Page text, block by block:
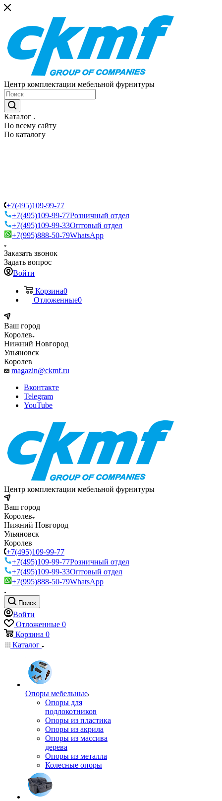
Центр комплектации мебельной фурнитуры
Каталог
По всему сайту
По каталогу
+7(495)109-99-77
+7(495)109-99-77Розничный отдел
+7(495)109-99-33Оптовый отдел
+7(995)888-50-79WhatsApp
Заказать звонок
Задать вопрос
Войти
Корзина0
Отложенные0
Ваш город
Королев
Нижний Новгород
Ульяновск
Королев
magazin@ckmf.ru
Вконтакте
Telegram
YouTube
Центр комплектации мебельной фурнитуры
Ваш город
Королев
Нижний Новгород
Ульяновск
Королев
+7(495)109-99-77
+7(495)109-99-77Розничный отдел
+7(495)109-99-33Оптовый отдел
+7(995)888-50-79WhatsApp
Поиск
Войти
Отложенные 0
Корзина 0
Каталог
Опоры мебельные
Опоры для
подлокотников
Опоры из пластика
Опоры из акрила
Опоры из массива
дерева
Опоры из металла
Колесные опоры